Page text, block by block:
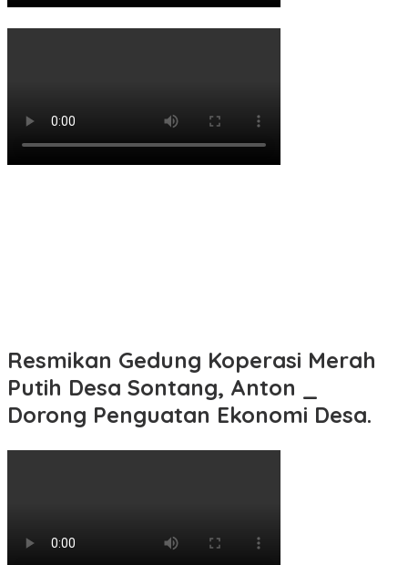
Resmikan Gedung Koperasi Merah
Putih Desa Sontang, Anton _
Dorong Penguatan Ekonomi Desa.